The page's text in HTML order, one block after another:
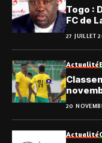
Togo :
FC de
27 JUILLET
Actualité
20
Actualité